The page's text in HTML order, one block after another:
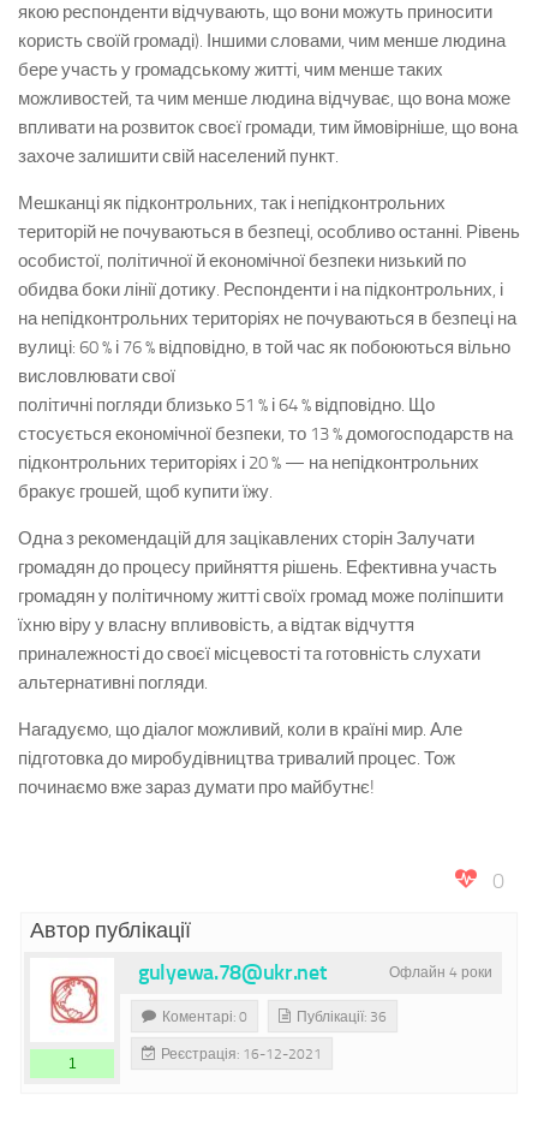
якою респонденти відчувають, що вони можуть приносити
користь своїй громаді). Іншими словами, чим менше людина
бере участь у громадському житті, чим менше таких
можливостей, та чим менше людина відчуває, що вона може
впливати на розвиток своєї громади, тим ймовірніше, що вона
захоче залишити свій населений пункт.
Мешканці як підконтрольних, так і непідконтрольних
територій не почуваються в безпеці, особливо останні. Рівень
особистої, політичної й економічної безпеки низький по
обидва боки лінії дотику. Респонденти і на підконтрольних, і
на непідконтрольних територіях не почуваються в безпеці на
вулиці: 60 % і 76 % відповідно, в той час як побоюються вільно
висловлювати свої
політичні погляди близько 51 % і 64 % відповідно. Що
стосується економічної безпеки, то 13 % домогосподарств на
підконтрольних територіях і 20 % — на непідконтрольних
бракує грошей, щоб купити їжу.
Одна з рекомендацій для зацікавлених сторін Залучати
громадян до процесу прийняття рішень. Ефективна участь
громадян у політичному житті своїх громад може поліпшити
їхню віру у власну впливовість, а відтак відчуття
приналежності до своєї місцевості та готовність слухати
альтернативні погляди.
Нагадуємо, що діалог можливий, коли в країні мир. Але
підготовка до миробудівництва тривалий процес. Тож
починаємо вже зараз думати про майбутнє!
0
Автор публікації
Офлайн 4 роки
gulyewa.78@ukr.net
1
Коментарі: 0 Публікації: 36
Реєстрація: 16-12-2021